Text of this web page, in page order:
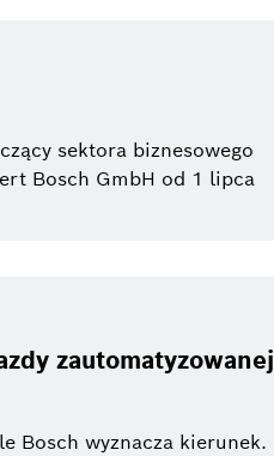
sektora biznesowego
Bosch GmbH od 1 lipca
zautomatyzowanej
Bosch wyznacza kierunek.